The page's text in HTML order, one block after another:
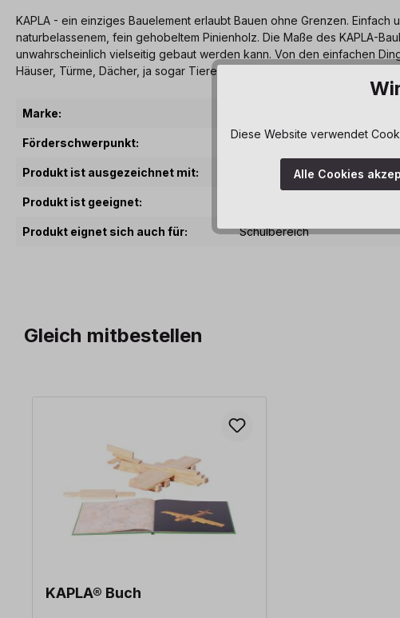
KAPLA - ein einziges Bauelement erlaubt Bauen ohne Grenzen.
naturbelassenem, fein gehobeltem Pinienholz. Die Maße des KAPLA-
unwahrscheinlich vielseitig gebaut werden kann. Von den einfachen
Häuser, Türme, Dächer, ja sogar Tiere, Figuren und fantastische
Marke:
Förderschwerpunkt: Augenmaß, Kreativität,
Produkt ist ausgezeichnet mit:
Produkt ist geeignet:
Produkt eignet sich auch für: Schulbereich
Gleich mitbestellen
KAPLA® Buch
Diese Website verwendet
Alle Cookies